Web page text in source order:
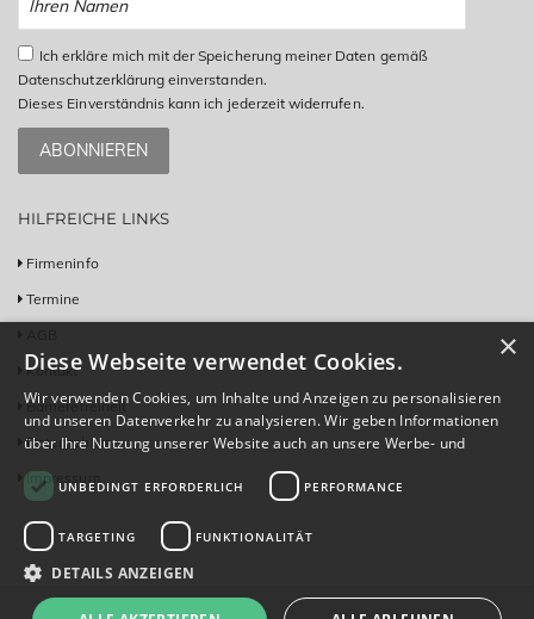
Ich erkläre mich mit der Speicherung meiner Daten gemäß
Datenschutzerklärung einverstanden.
Dieses Einverständnis kann ich jederzeit widerrufen.
ABONNIEREN
HILFREICHE LINKS
Firmeninfo
Termine
Kontakt
Barrierefreiheit
Datenschutz
Impressum
×
Diese Webseite verwendet Cookies.
Wir verwenden Cookies, um Inhalte und Anzeigen zu personalisieren
und unseren Datenverkehr zu analysieren. Wir geben Informationen
über Ihre Nutzung unserer Website auch an unsere Werbe- und
Informationen kombinieren, die Sie ihnen bereitgestellt haben oder
Weitere Informationen
UNBEDINGT ERFORDERLICH PERFORMANCE
TARGETING FUNKTIONALITÄT
DETAILS ANZEIGEN